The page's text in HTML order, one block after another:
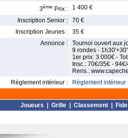
3ème Prix :
1 400 €
Inscription Senior :
70 €
Inscription Jeunes :
35 €
Annonce :
Tournoi ouvert aux
9 rondes -
1er prix: 3 000€ -
Insc.: 70€/35€ -
Rens.:
Règlement intérieur :
Règlement intérieur
Joueurs Grille Classement Fide